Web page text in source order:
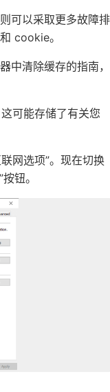
可以采取更多故障排
cookie。
中清除缓存的指南，
可能存储了有关您
网选项”。现在切换
钮。